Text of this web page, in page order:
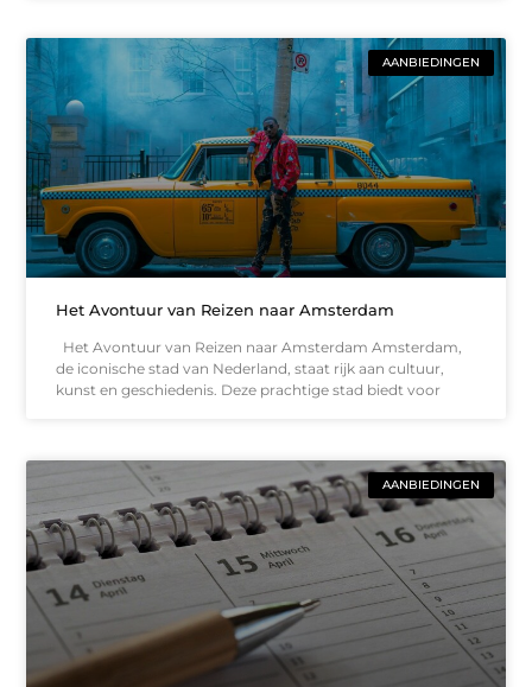
AANBIEDINGEN
Het Avontuur van Reizen naar Amsterdam
Het Avontuur van Reizen naar Amsterdam Amsterdam,
de iconische stad van Nederland, staat rijk aan cultuur,
kunst en geschiedenis. Deze prachtige stad biedt voor
AANBIEDINGEN